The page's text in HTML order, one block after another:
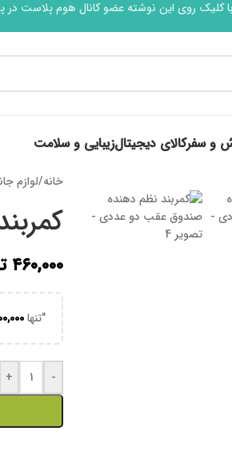
کلیک روی این نوشته عضو کانال هوم پلاست در
و سفرکالای دیجیتالزیبایی و سلامت
خانه/لوازم
۴۶۰,۰۰۰
"تنها
-
+